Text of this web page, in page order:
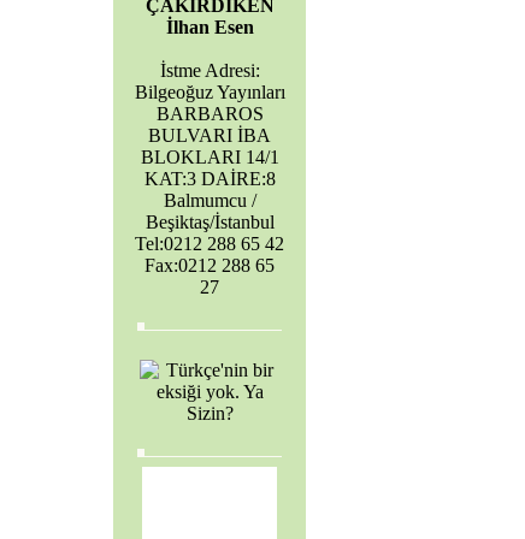
ÇAKIRDİKEN
İlhan Esen
İstme Adresi:
Bilgeoğuz Yayınları
BARBAROS
BULVARI İBA
BLOKLARI 14/1
KAT:3 DAİRE:8
Balmumcu /
Beşiktaş/İstanbul
Tel:0212 288 65 42
Fax:0212 288 65
27